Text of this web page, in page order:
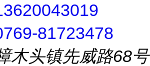
81723478
木头镇先威路68号